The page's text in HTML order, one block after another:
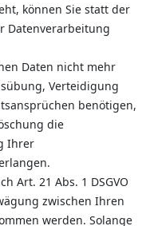
können Sie statt der
Datenverarbeitung
Daten nicht mehr
Verteidigung
benötigen,
die
Ihrer
Art. 21 Abs. 1 DSGVO
zwischen Ihren
werden. Solange